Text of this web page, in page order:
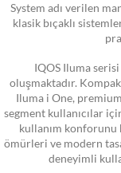
System adı verilen
klasik bıçaklı
IQOS Iluma
oluşmaktadır.
Iluma i One,
segment kullanıcılar
kullanım konforunu
ömürleri ve modern
deneyimli